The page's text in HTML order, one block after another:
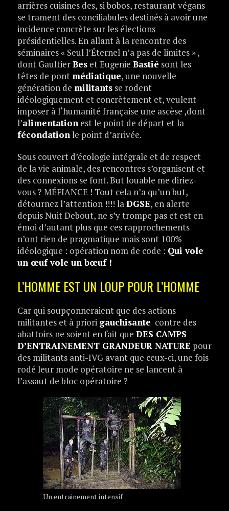
arrières cuisines des, si bobos, restaurant végans
se trament des conciliabules destinés à avoir une
incidence concrète sur les élections
présidentielles. En allant à la rencontre des
séminaires « Seul l’Éternel n’a pas de limites » ,
dont GaultierBeset Eugenie Bastiésont les
têtes de pont médiatique, une nouvelle
génération de militantsse rodent
idéologiquement et concrètement et, veulent
imposer à l‘humanité française une ascèse ,dont
l’alimentationest le point de départ et la
fécondationle point d’arrivée.
Sous couvert d’écologie intégrale et de respect
de la vie animale, des rencontres s’organisent et
des connexions se font. But louable me diriez-
vous ? MÉFIANCE ! Tout cela n’a qu’un but,
détournez l’attention !!!! laDGSE, en alerte
depuis Nuit Debout, ne s’y trompe pas et est en
émoi d’autant plus que ces rapprochements
n’ont rien de pragmatique mais sont 100%
idéologique : opération nom de code : Qui vole
un œuf vole un bœuf !
L’HOMME EST UN LOUP POUR L’HOMME
Car qui soupçonneraient que des actions
militantes et à priori gauchisante contre des
abattoirs ne soient en fait que DES CAMPS
D’ENTRAINEMENT GRANDEUR NATURE pour
des militants anti-IVG avant que ceux-ci, une fois
rodé leur mode opératoire ne se lancent à
l’assaut de bloc opératoire ?
Un entrainement intensif